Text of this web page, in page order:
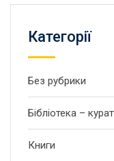
Категорії
Без рубрики
Бібліотека –
Книги